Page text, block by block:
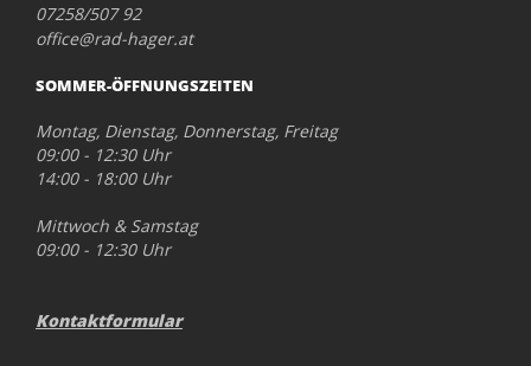
07258/507 92
office@rad-hager.at
SOMMER-ÖFFNUNGSZEITEN
Montag, Dienstag, Donnerstag, Freitag
09:00 - 12:30 Uhr
14:00 - 18:00 Uhr
Mittwoch & Samstag
09:00 - 12:30 Uhr
Kontaktformular